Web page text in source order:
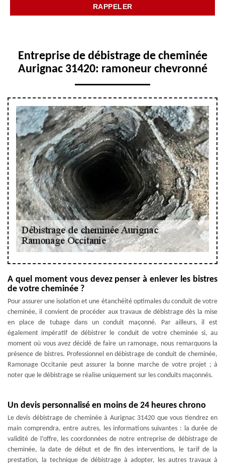
Entreprise de débistrage de cheminée
Aurignac 31420: ramoneur chevronné
A quel moment vous devez penser à enlever les bistres
de votre cheminée ?
Pour assurer une isolation et une étanchéité optimales du conduit de votre
cheminée, il convient de procéder aux travaux de débistrage dès la mise
en place de tubage dans un conduit maçonné. Par ailleurs, il est
également impératif de débistrer le conduit de votre cheminée si, au
moment où vous avez décidé de faire un ramonage, nous remarquons la
présence de bistres. Professionnel en débistrage de conduit de cheminée,
Ramonage Occitanie peut assurer la bonne marche de votre projet ; à
noter que le débistrage se réalise uniquement sur les conduits maçonnés.
Un devis personnalisé en moins de 24 heures chrono
Le devis débistrage de cheminée à Aurignac 31420 que vous tiendrez en
main comprendra, entre autres, les informations suivantes : la durée de
validité de l’offre, les coordonnées de notre entreprise de débistrage de
cheminée, la date de début et de fin des interventions, le tarif de la
prestation, la technique de débistrage à adopter, les autres travaux à